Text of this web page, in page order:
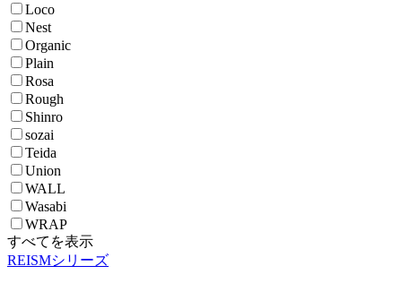
Loco
Nest
Organic
Plain
Rosa
Rough
Shinro
sozai
Teida
Union
WALL
Wasabi
WRAP
すべてを表示
REISMシリーズ